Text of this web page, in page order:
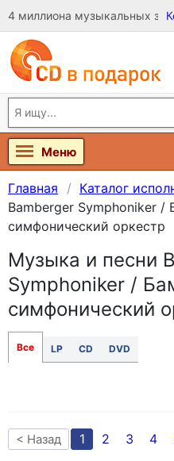
4 миллиона музыкальных
Меню
Главная Каталог
Bamberger Symphoniker /
симфонический оркестр
Музыка и песни
Symphoniker /
симфонический
Все LP CD DVD
< Назад 1 2 3 4